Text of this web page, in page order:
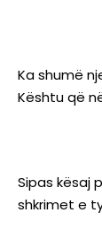
Ka shumë
Kështu që
Sipas kësaj
shkrimet e